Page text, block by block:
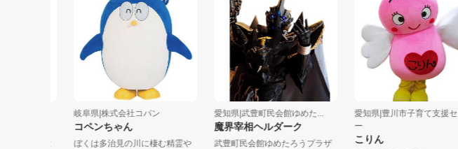
岐阜県|株式会社コパン
コペンちゃん
ぼくは多治見の川に棲む精霊や
愛知県|武豊町民会館ゆめた...
魔界宰相ヘルダーク
武豊町民会館ゆめたろうプラザ
愛知県|豊川市子育て支援センタ
こりん